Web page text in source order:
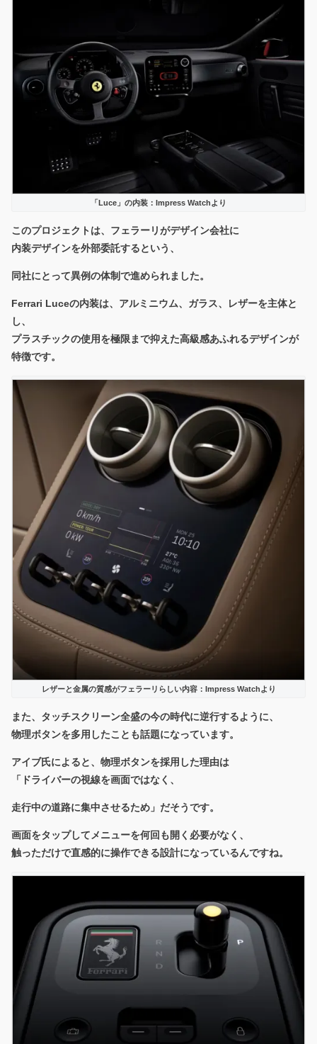
「Luce」の内装：Impress Watchより
このプロジェクトは、フェラーリがデザイン会社に
内装デザインを外部委託するという、
同社にとって異例の体制で進められました。
Ferrari Luceの内装は、 アルミニウム、ガラス、レザーを主体と
し、
プラスチックの使用を極限まで抑えた高級感あふれるデザインが
特徴です。
レザーと金属の質感がフェラーリらしい内容：Impress Watchより
また、タッチスクリーン全盛の今の時代に逆行するように、
物理ボタンを多用 したことも話題になっています。
アイブ氏によると、物理ボタンを採用した理由は
「ドライバーの視線を画面ではなく、
走行中の道路に集中させるため」だそうです。
画面をタップしてメニューを何回も開く必要がなく、
触っただけで直感的に操作できる設計になっているんですね。